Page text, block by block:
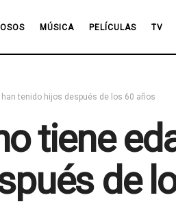
MÚSICA PELÍCULAS TV
tenido hijos después de los 60 años
tiene
de